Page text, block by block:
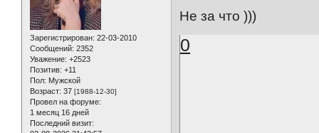
Зарегистрирован: 22-03-2010
Сообщений: 2352
Уважение: +2523
Позитив: +11
Пол: Мужской
Возраст: 37 [1988-12-30]
Провел на форуме:
1 месяц 16 дней
Последний визит:
Не за что )))
0